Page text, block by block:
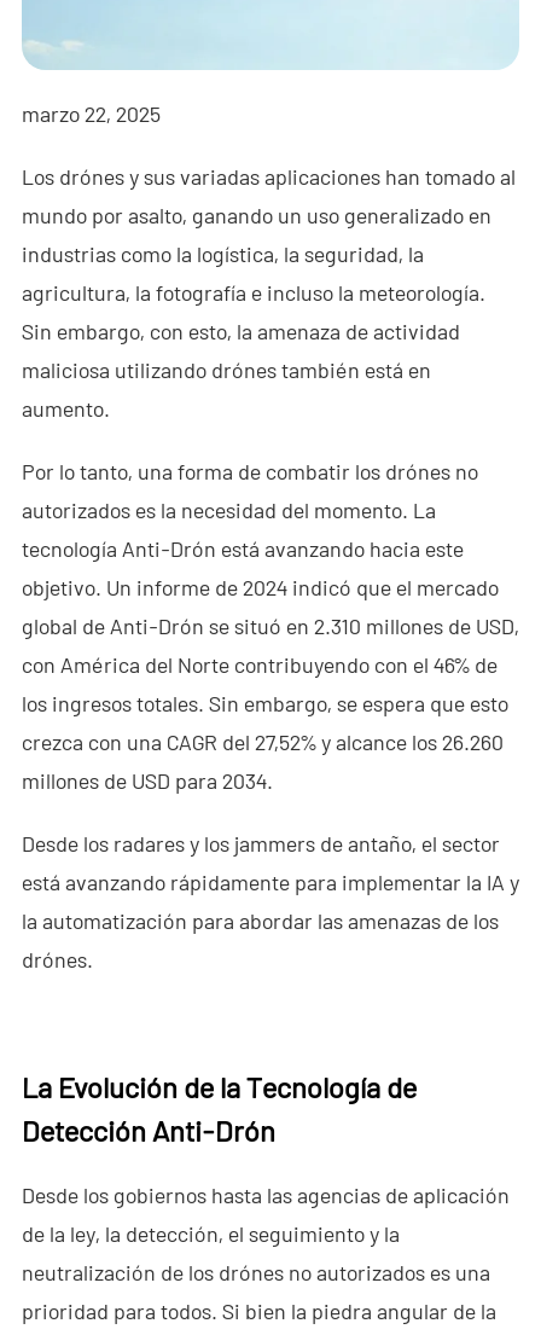
- - - ND-BR014 Radar de Detección de Drones
- - - ND-BR022 Radar de Detección de Drones
- - Jammer Anti-Dron
- - - ND-BD002 Jammer Direccional Anti-Dron
- - - ND-BD008 Jammer Direccional Anti-Dron de Banda
- - - ND-BD018 Jammer Direccional Anti-Dron de Banda
Completa
- - - ND-BO004 Jammer Omnidireccional Anti-Dron
- - Cámara Anti-Dron
- - Detector RF Anti-Dron
- - - ND-BR002 Detector RF Anti-Dron
- - - ND-BR016 Detector RF Anti-Dron de Banda Completa
- - - ND-BR019 Detector RF Portátil Anti-Dron
- - Sistema de Suplantación de GPS
- Sistema de Radar a Través de Paredes
- - ND-SV007 Sistema Portátil 2D de Radar a Través de
- - ND-SV009 Sistema Portátil de Radar 3D a Través de
Paredes
marzo 22, 2025
Los drónes y sus variadas aplicaciones han tomado al
mundo por asalto, ganando un uso generalizado en
industrias como la logística, la seguridad, la
agricultura, la fotografía e incluso la meteorología.
Sin embargo, con esto, la amenaza de actividad
maliciosa utilizando drónes también está en
aumento.
Por lo tanto, una forma de combatir los drónes no
autorizados es la necesidad del momento. La
tecnología Anti-Drón está avanzando hacia este
objetivo. Un informe de 2024 indicó que el mercado
global de Anti-Drón se situó en 2.310 millones de USD,
con América del Norte contribuyendo con el 46% de
los ingresos totales. Sin embargo, se espera que esto
crezca con una CAGR del 27,52% y alcance los 26.260
millones de USD para 2034.
Desde los radares y los jammers de antaño, el sector
está avanzando rápidamente para implementar la IA y
la automatización para abordar las amenazas de los
drónes.
La Evolución de la Tecnología de
Detección Anti-Drón
Desde los gobiernos hasta las agencias de aplicación
de la ley, la detección, el seguimiento y la
neutralización de los drónes no autorizados es una
prioridad para todos. Si bien la piedra angular de la